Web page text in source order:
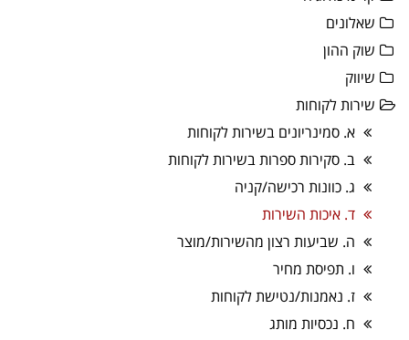
שאלונים
שוק ההון
שיווק
שירות לקוחות
א. סמינריונים בשירות לקוחות
ב. סקירות ספרות בשירות לקוחות
ג. כוונות רכישה/קניה
ד. איכות השירות
ה. שביעות רצון מהשירות/מוצר
ו. תפיסת מחיר
ז. נאמנות/נטישת לקוחות
ח. נכסיות מותג